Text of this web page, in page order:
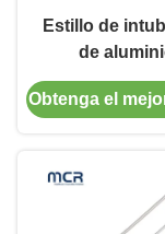
Estillo de
de
desechable
manga de
Obtenga el